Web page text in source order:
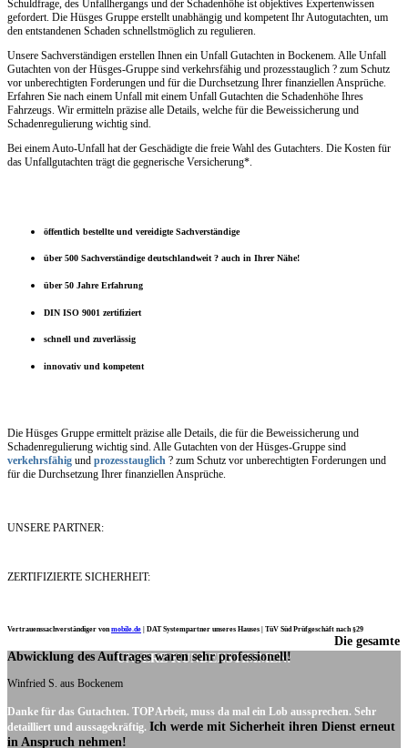
Schuldfrage, des Unfallhergangs und der Schadenhöhe ist objektives Expertenwissen
gefordert. Die Hüsges Gruppe erstellt unabhängig und kompetent Ihr Autogutachten, um
den entstandenen Schaden schnellstmöglich zu regulieren.
Unsere Sachverständigen erstellen Ihnen ein Unfall Gutachten in Bockenem. Alle Unfall
Gutachten von der Hüsges-Gruppe sind verkehrsfähig und prozesstauglich ? zum Schutz
vor unberechtigten Forderungen und für die Durchsetzung Ihrer finanziellen Ansprüche.
Erfahren Sie nach einem Unfall mit einem Unfall Gutachten die Schadenhöhe Ihres
Fahrzeugs. Wir ermitteln präzise alle Details, welche für die Beweissicherung und
Schadenregulierung wichtig sind.
Bei einem Auto-Unfall hat der Geschädigte die freie Wahl des Gutachters. Die Kosten für
das Unfallgutachten trägt die gegnerische Versicherung*.
öffentlich bestellte und vereidigte Sachverständige
über 500 Sachverständige deutschlandweit ? auch in Ihrer Nähe!
über 50 Jahre Erfahrung
DIN ISO 9001 zertifiziert
schnell und zuverlässig
innovativ und kompetent
Die Hüsges Gruppe ermittelt präzise alle Details, die für die Beweissicherung und
Schadenregulierung wichtig sind. Alle Gutachten von der Hüsges-Gruppe sind
verkehrsfähig und prozesstauglich ? zum Schutz vor unberechtigten Forderungen und
für die Durchsetzung Ihrer finanziellen Ansprüche.
UNSERE PARTNER:
ZERTIFIZIERTE SICHERHEIT:
Vertrauenssachverständiger vonmobile.de DAT Systempartner unseres Hauses | TüV Süd Prüfgeschäft nach §29
UNSERE KUNDENSTIMMEN:
Die gesamte
Abwicklung des Auftrages waren sehr professionell!
Winfried S. aus Bockenem
Danke für das Gutachten. TOP Arbeit, muss da mal ein Lob aussprechen. Sehr
detailliert und aussagekräftig. Ich werde mit Sicherheit ihren Dienst erneut
in Anspruch nehmen!